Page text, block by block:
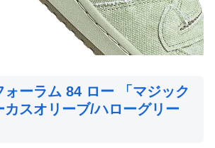
ォーラム 84 ロー 「マジック
カスオリーブ/ハローグリー